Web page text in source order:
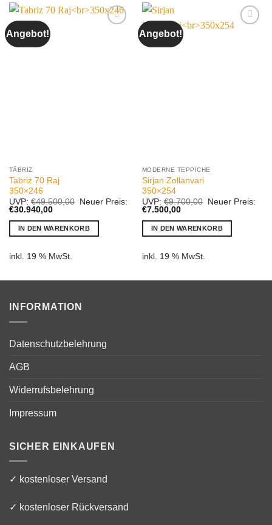
Angebot!
TÄBRIZ
Tabriz 70 Raj
350×246
UVP: €49.500,00
Ursprünglicher
€49.500,00
Neuer Preis:
€30.940,00Aktueller
ist:
€30.940,00.
IN DEN WARENKORB
inkl. 19 % MwSt.
Angebot!
MODERNE TEPPICHE
Sirjan Zollanvari
350×254
UVP: €9.700,00
Ursprünglicher
€9.700,00
Neuer Preis:
€7.500,00Aktueller
ist:
€7.500,00.
IN DEN WARENKORB
inkl. 19 % MwSt.
INFORMATION
Datenschutzbelehrung
AGB
Widerrufsbelehrung
Impressum
SICHER EINKAUFEN
✓ kostenloser Versand
✓ kostenloser Rückversand